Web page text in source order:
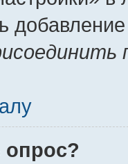
опрос?